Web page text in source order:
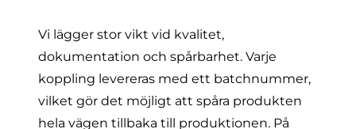
Vi lägger stor vikt vid kvalitet,
dokumentation och spårbarhet. Varje
koppling levereras med ett batchnummer,
vilket gör det möjligt att spåra produkten
hela vägen tillbaka till produktionen. På